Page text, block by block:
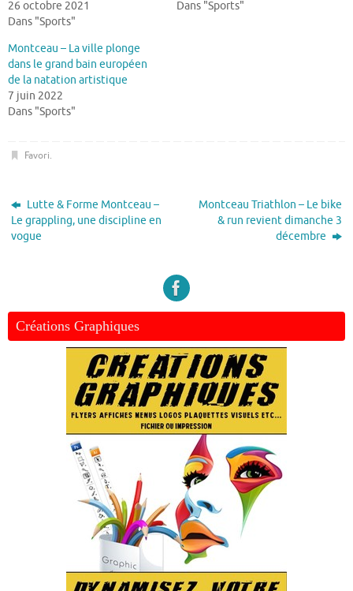
26 octobre 2021
Dans "Sports"
Dans "Sports"
Montceau – La ville plonge
dans le grand bain européen
de la natation artistique
7 juin 2022
Dans "Sports"
Favori.
Lutte & Forme Montceau –
Le grappling, une discipline en
vogue
Montceau Triathlon – Le bike
& run revient dimanche 3
décembre
Créations Graphiques